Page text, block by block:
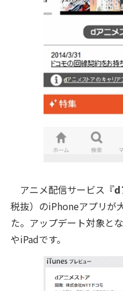
アニメ配信サービス『d
税抜）のiPhoneアプリが
た。アップデート対象と
やiPadです。